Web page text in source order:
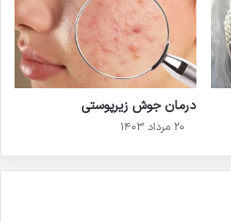
درمان جوش زیرپوستی
۲۰ مرداد ۱۴۰۳